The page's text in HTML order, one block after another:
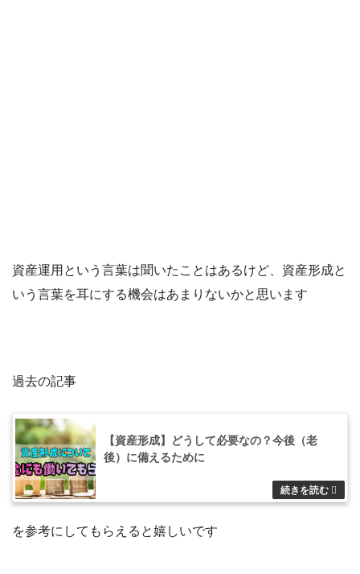
資産運用という言葉は聞いたことはあるけど、資産形成と
いう言葉を耳にする機会はあまりないかと思います
過去の記事
【資産形成】どうして必要なの？今後（老
後）に備えるために
を参考にしてもらえると嬉しいです